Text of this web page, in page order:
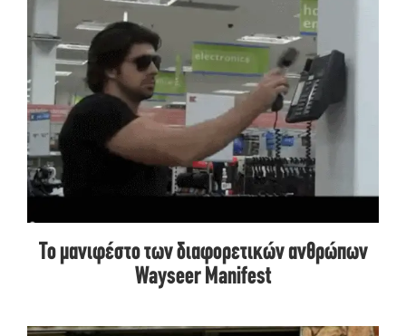
Το μανιφέστο των διαφορετικών ανθρώπων
Wayseer Manifest